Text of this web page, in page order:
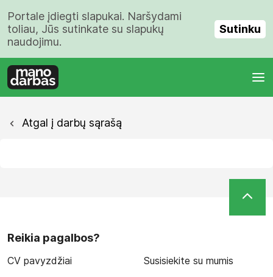
Portale įdiegti slapukai. Naršydami
toliau, Jūs sutinkate su slapukų
naudojimu.
Sutinku
Atgal į darbų sąrašą
Reikia pagalbos?
CV pavyzdžiai Susisiekite su mumis